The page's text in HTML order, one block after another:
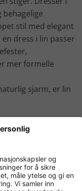
behagelige
stil med elegant
dress i lin passer
mer formelle
sjarm, er lin
din